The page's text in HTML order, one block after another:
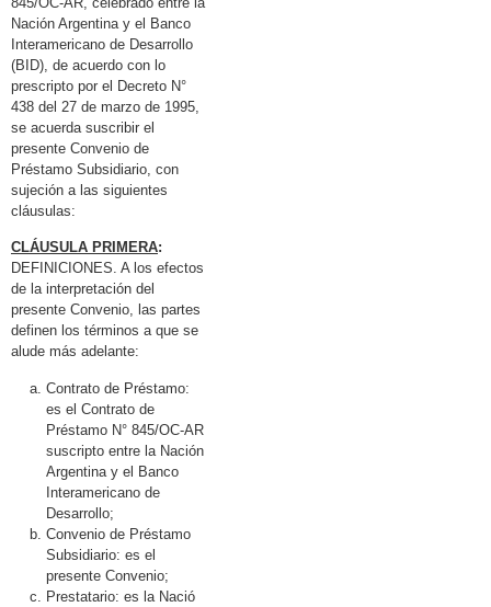
Nación Argentina y el Banco
Interamericano de Desarrollo
(BID), de acuerdo con lo
prescripto por el Decreto N°
438 del 27 de marzo de 1995,
se acuerda suscribir el
presente Convenio de
Préstamo Subsidiario, con
sujeción a las siguientes
cláusulas:
CLÁUSULA PRIMERA:
DEFINICIONES. A los efectos
de la interpretación del
presente Convenio, las partes
definen los términos a que se
alude más adelante:
Contrato de Préstamo:
es el Contrato de
Préstamo N° 845/OC-AR
suscripto entre la Nación
Argentina y el Banco
Interamericano de
Desarrollo;
Convenio de Préstamo
Subsidiario: es el
presente Convenio;
Prestatario: es la Nació